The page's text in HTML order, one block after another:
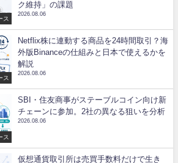
ス
ク維持」の課題
2026.08.06
ス
Netflix株に連動する商品を24時間取引？海
外版Binanceの仕組みと日本で使えるかを
解説
2026.08.06
ス
SBI・住友商事がステーブルコイン向け新
チェーンに参加。2社の異なる狙いを分析
2026.08.06
仮想通貨取引所は売買手数料だけで生き